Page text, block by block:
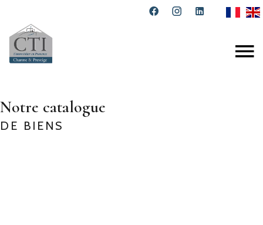
Notre catalogue
DE BIENS